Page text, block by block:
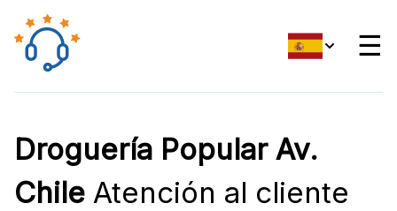
☰
Droguería Popular Av.
Chile Atención al cliente